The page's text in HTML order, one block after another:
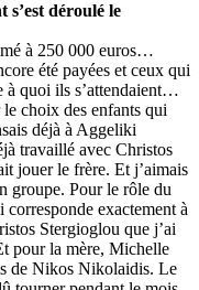
déroulé le
à 250 000 euros…
été payées et ceux qui
à quoi ils s’attendaient…
le choix des enfants qui
déjà à Aggeliki
travaillé avec Christos
jouer le frère. Et j’aimais
groupe. Pour le rôle du
corresponde exactement à
Stergioglou que j’ai
pour la mère, Michelle
de Nikos Nikolaidis. Le